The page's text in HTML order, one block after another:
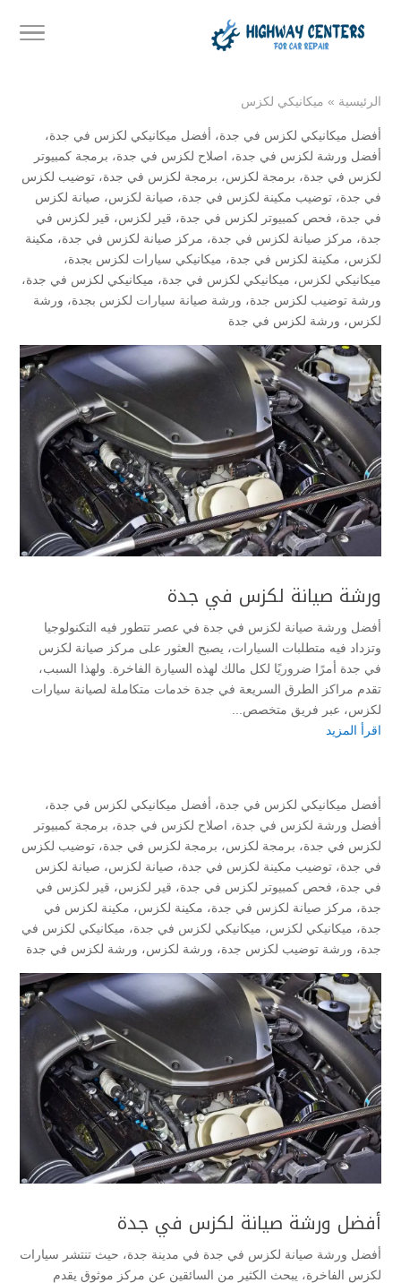
الرئيسية » ميكانيكي لكزس
أفضل ميكانيكي لكزس في جدة، أفضل ميكانيكي لكزس في جدة،
أفضل ورشة لكزس في جدة، اصلاح لكزس في جدة، برمجة كمبيوتر
لكزس في جدة، برمجة لكزس، برمجة لكزس في جدة، توضيب لكزس
في جدة، توضيب مكينة لكزس في جدة، صيانة لكزس، صيانة لكزس
في جدة، فحص كمبيوتر لكزس في جدة، قير لكزس، قير لكزس في
جدة، مركز صيانة لكزس في جدة، مركز صيانة لكزس في جدة، مكينة
لكزس، مكينة لكزس في جدة، ميكانيكي سيارات لكزس بجدة،
ميكانيكي لكزس، ميكانيكي لكزس في جدة، ميكانيكي لكزس في جدة،
ورشة توضيب لكزس جدة، ورشة صيانة سيارات لكزس بجدة، ورشة
لكزس، ورشة لكزس في جدة
ورشة صيانة لكزس في جدة
أفضل ورشة صيانة لكزس في جدة في عصر تتطور فيه التكنولوجيا
وتزداد فيه متطلبات السيارات، يصبح العثور على مركز صيانة لكزس
في جدة أمرًا ضروريًا لكل مالك لهذه السيارة الفاخرة. ولهذا السبب،
تقدم مراكز الطرق السريعة في جدة خدمات متكاملة لصيانة سيارات
لكزس، عبر فريق متخصص...
اقرأ المزيد
أفضل ميكانيكي لكزس في جدة، أفضل ميكانيكي لكزس في جدة،
أفضل ورشة لكزس في جدة، اصلاح لكزس في جدة، برمجة كمبيوتر
لكزس في جدة، برمجة لكزس، برمجة لكزس في جدة، توضيب لكزس
في جدة، توضيب مكينة لكزس في جدة، صيانة لكزس، صيانة لكزس
في جدة، فحص كمبيوتر لكزس في جدة، قير لكزس، قير لكزس في
جدة، مركز صيانة لكزس في جدة، مكينة لكزس، مكينة لكزس في
جدة، ميكانيكي لكزس، ميكانيكي لكزس في جدة، ميكانيكي لكزس في
جدة، ورشة توضيب لكزس جدة، ورشة لكزس، ورشة لكزس في جدة
أفضل ورشة صيانة لكزس في جدة
أفضل ورشة صيانة لكزس في جدة في مدينة جدة، حيث تنتشر سيارات
لكزس الفاخرة، يبحث الكثير من السائقين عن مركز موثوق يقدم